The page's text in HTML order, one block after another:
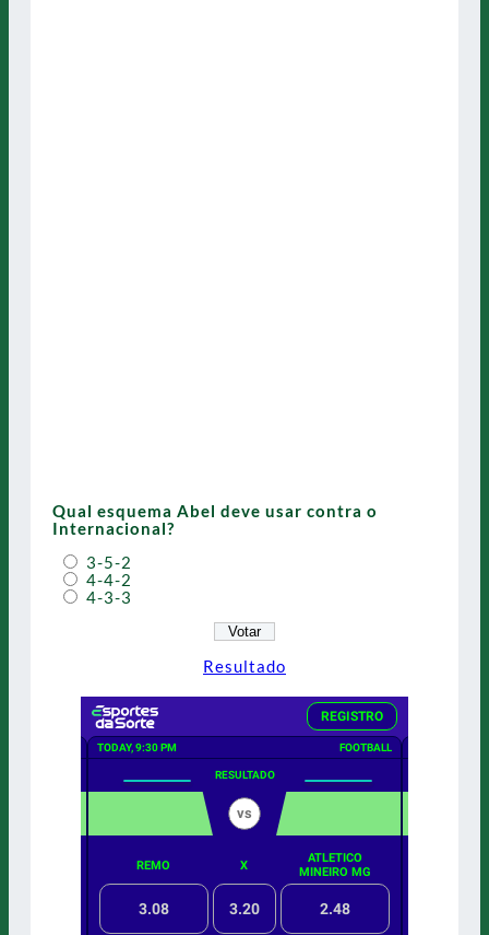
Qual esquema Abel deve usar contra o
Internacional?
3-5-2
4-4-2
4-3-3
Resultado